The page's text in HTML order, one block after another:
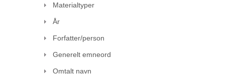
Materialtyper
År
Forfatter/person
Generelt emneord
Omtalt navn